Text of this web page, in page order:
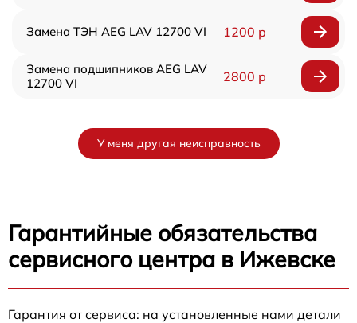
Замена ТЭН AEG LAV 12700 VI 1200 р
Замена подшипников AEG LAV
12700 VI
2800 р
У меня другая неисправность
Гарантийные обязательства
сервисного центра в Ижевске
Гарантия от сервиса: на установленные нами детали